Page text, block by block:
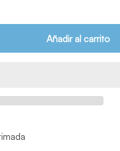
Añadir al carrito